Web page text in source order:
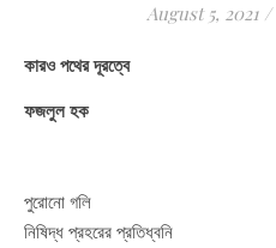
August 5, 2021 /
কারও পথের দূরত্বে
ফজলুল হক
পুরোনো গলি
নিষিদ্ধ প্রহরের প্রতিধ্বনি